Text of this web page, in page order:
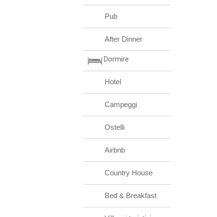
Pub
After Dinner
Dormire
Hotel
Campeggi
Ostelli
Airbnb
Country House
Bed & Breakfast